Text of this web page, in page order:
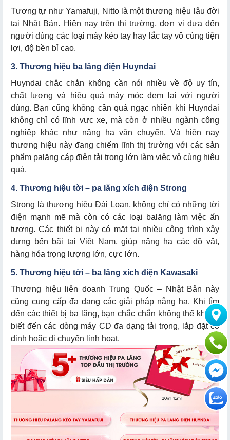
Tương tự như Yamafuji, Nitto là một thương hiệu lâu đời
tại Nhật Bản. Hiện nay trên thị trường, đơn vị đưa đến
người dùng các loại máy kéo tay hay lắc tay vô cùng tiện
lợi, độ bền bỉ cao.
3. Thương hiệu ba lăng điện Huyndai
Huyndai chắc chắn không cần nói nhiều về độ uy tín,
chất lượng và hiệu quả máy móc đem lại với người
dùng. Bạn cũng không cần quá ngạc nhiên khi Huyndai
không chỉ có lĩnh vực xe, mà còn ở nhiều ngành công
nghiệp khác như nâng hạ vận chuyển. Và hiện nay
thương hiệu này đang chiếm lĩnh thị trường với các sản
phẩm palăng cáp điện tải trọng lớn làm việc vô cùng hiệu
quả.
4. Thương hiệu tời – pa lăng xích điện Strong
Strong là thương hiệu Đài Loan, không chỉ có những tời
điện mạnh mẽ mà còn có các loại balăng làm việc ấn
tượng. Các thiết bị này có mặt tại nhiều công trình xây
dựng bến bãi tại Việt Nam, giúp nâng hạ các đồ vật,
hàng hóa trọng lượng lớn, cực lớn.
5. Thương hiệu tời – ba lăng xích điện Kawasaki
Thương hiệu liên doanh Trung Quốc – Nhật Bản này
cũng cung cấp đa dạng các giải pháp nâng hạ. Khi tìm
đến các thiết bị ba lăng, bạn chắc chắn không thể không
biết đến các dòng máy CD đa dạng tải trọng, lắp đặt cố
định hoặc di chuyển linh hoạt.